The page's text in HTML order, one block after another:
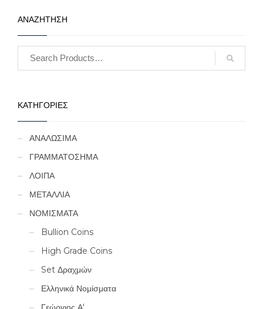
ΑΝΑΖΗΤΗΣΗ
ΚΑΤΗΓΟΡΙΕΣ
ΑΝΑΛΩΣΙΜΑ
ΓΡΑΜΜΑΤΟΣΗΜΑ
ΛΟΙΠΑ
ΜΕΤΑΛΛΙΑ
ΝΟΜΙΣΜΑΤΑ
Bullion Coins
High Grade Coins
Set Δραχμών
Ελληνικά Νομίσματα